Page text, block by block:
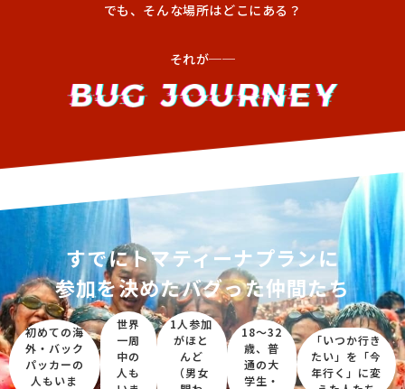
でも、そんな場所はどこにある？
それが──
すでにトマティーナプランに
参加を決めたバグった仲間たち
初めての海
外・バック
パッカーの
人もいま
世界
一周
中の
人も
1人参加
がほと
んど
（男女
18〜32
歳、普
通の大
学生・
「いつか行き
たい」を「今
年行く」に変